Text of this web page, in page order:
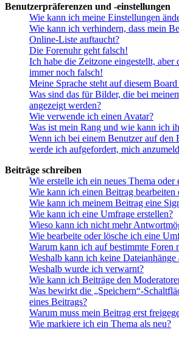
Benutzerpräferenzen und -einstellungen
Wie kann ich meine Einstellungen
Wie kann ich verhindern, dass mein
Online-Liste auftaucht?
Die Forenuhr geht falsch!
Ich habe die Zeitzone eingestellt, aber
immer noch falsch!
Meine Sprache steht auf diesem
Was sind das für Bilder, die bei
angezeigt werden?
Wie verwende ich einen Avatar?
Was ist mein Rang und wie kann ich
Wenn ich bei einem Benutzer auf
werde ich aufgefordert, mich
Beiträge schreiben
Wie erstelle ich ein neues Thema
Wie kann ich einen Beitrag bearbeiten
Wie kann ich meinem Beitrag eine
Wie kann ich eine Umfrage erstellen?
Wieso kann ich nicht mehr
Wie bearbeite oder lösche ich eine
Warum kann ich auf bestimmte Foren
Weshalb kann ich keine Dateianhänge
Weshalb wurde ich verwarnt?
Wie kann ich Beiträge den
Was bewirkt die „Speichern“-
eines Beitrags?
Warum muss mein Beitrag erst
Wie markiere ich ein Thema als neu?